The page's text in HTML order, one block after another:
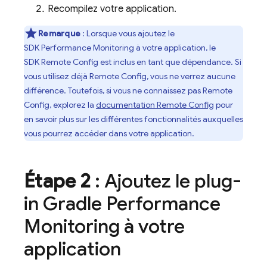
Recompilez votre application.
Remarque : Lorsque vous ajoutez le
SDKPerformance Monitoring à votre application, le
SDKRemote Config est inclus en tant que dépendance. Si
vous utilisez déjà Remote Config, vous ne verrez aucune
différence. Toutefois, si vous ne connaissez pasRemote
Config, explorez la documentation Remote Config pour
en savoir plus sur les différentes fonctionnalités auxquelles
vous pourrez accéder dans votre application.
Étape 2: Ajoutez le plug-
in Gradle Performance
Monitoring à votre
application